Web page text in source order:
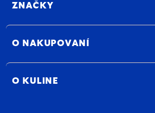
ZNAČKY
O NAKUPOVANÍ
O KULINE